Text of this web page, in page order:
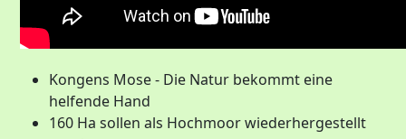
Kongens Mose - Die Natur bekommt eine
helfende Hand
160 Ha sollen als Hochmoor wiederhergestellt